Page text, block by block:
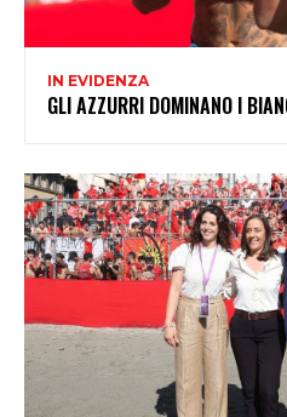
IN EVIDENZA
GLI AZZURRI DOMINANO I